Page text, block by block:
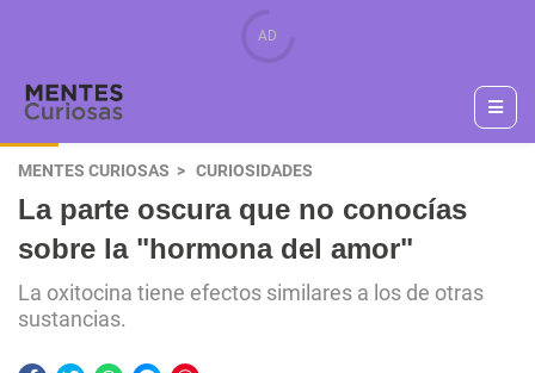
MENTES CURIOSAS CURIOSIDADES
La parte oscura que no conocías
sobre la "hormona del amor"
La oxitocina tiene efectos similares a los de otras
sustancias.